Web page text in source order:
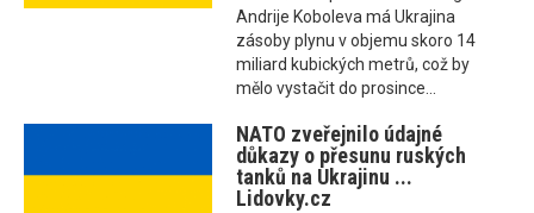
Andrije Koboleva má Ukrajina
zásoby plynu v objemu skoro 14
miliard kubických metrů, což by
mělo vystačit do prosince...
NATO zveřejnilo údajné
důkazy o přesunu ruských
tanků na Ukrajinu ...
Lidovky.cz